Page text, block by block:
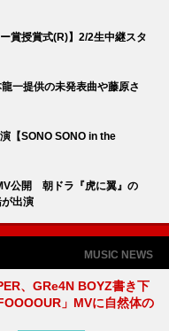
賞授賞式(R)】2/2生中継スタ
一提供の未発表曲や藤原さ
【SONO SONO in the
公開 朝ドラ『虎に翼』の
出演
MUSIC NEWS
、GRe4N BOYZ書き下
」MVに自然体の